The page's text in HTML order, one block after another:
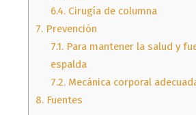
6.4. Cirugía de columna
7.Prevención
7.1. Para mantener la salud y
espalda
7.2. Mecánica corporal
8.Fuentes